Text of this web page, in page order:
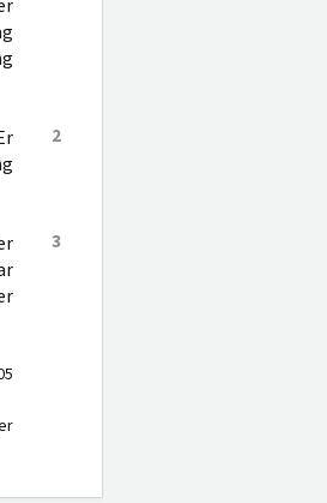
2
3